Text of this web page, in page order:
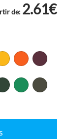
de: 2.61€